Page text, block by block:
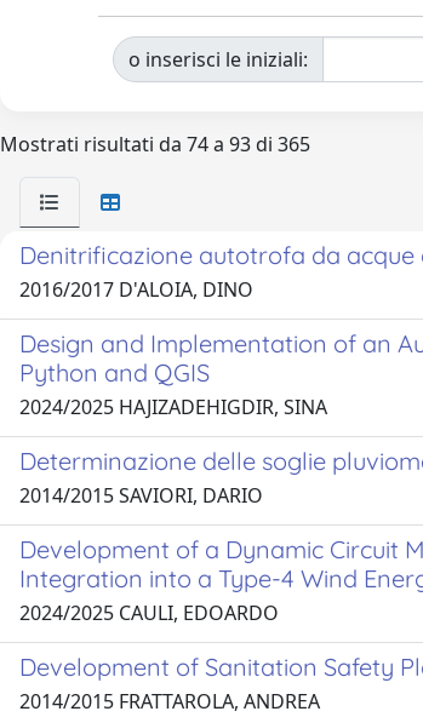
o inserisci le iniziali:
Mostrati risultati da 74 a 93 di 365
Denitrificazione autotrofa da
2016/2017 D'ALOIA, DINO
Design and Implementation of an
Python and QGIS
2024/2025 HAJIZADEHIGDIR, SINA
Determinazione delle soglie
2014/2015 SAVIORI, DARIO
Development of a Dynamic Circuit
Integration into a Type-4 Wind
2024/2025 CAULI, EDOARDO
Development of Sanitation Safety
2014/2015 FRATTAROLA, ANDREA